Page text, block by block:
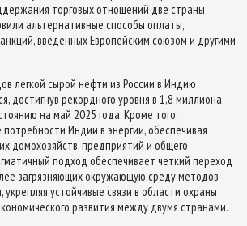
торговых отношений две страны
альтернативные способы оплаты,
введенных Европейским союзом и другими
легкой сырой нефти из России в Индию
достигнув рекордного уровня в 1,8 миллиона
на май 2025 года. Кроме того,
Индии в энергии, обеспечивая
домохозяйств, предприятий и общего
подход обеспечивает четкий переход
загрязняющих окружающую среду методов
укрепляя устойчивые связи в области охраны
развития между двумя странами.